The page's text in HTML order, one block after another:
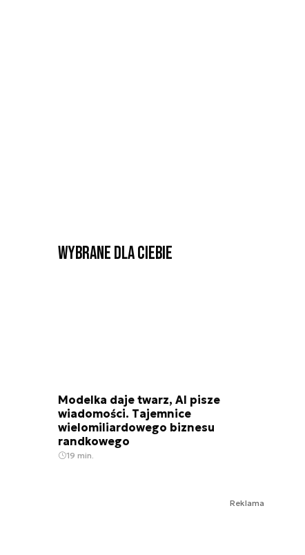
Wybrane dla Ciebie
Modelka daje twarz, AI pisze
wiadomości. Tajemnice
wielomiliardowego biznesu
randkowego
19 min.
Reklama